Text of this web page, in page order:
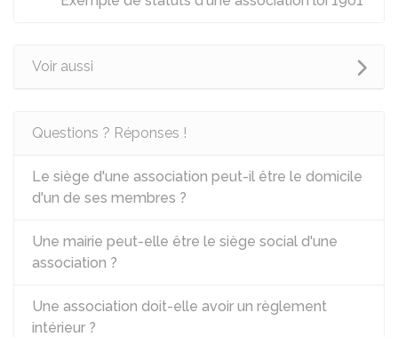
Voir aussi
Questions ? Réponses !
Le siège d'une association peut-il être le domicile
d'un de ses membres ?
Une mairie peut-elle être le siège social d'une
association ?
Une association doit-elle avoir un règlement
intérieur ?